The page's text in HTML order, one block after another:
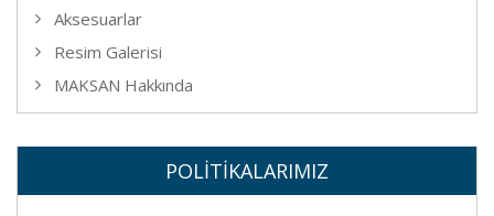
Aksesuarlar
Resim Galerisi
MAKSAN Hakkında
POLİTİKALARIMIZ